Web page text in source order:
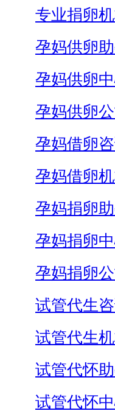
专业捐卵
孕妈供卵
孕妈供卵
孕妈供卵公
孕妈借卵
孕妈借卵
孕妈捐卵
孕妈捐卵
孕妈捐卵公
试管代生
试管代生
试管代怀
试管代怀